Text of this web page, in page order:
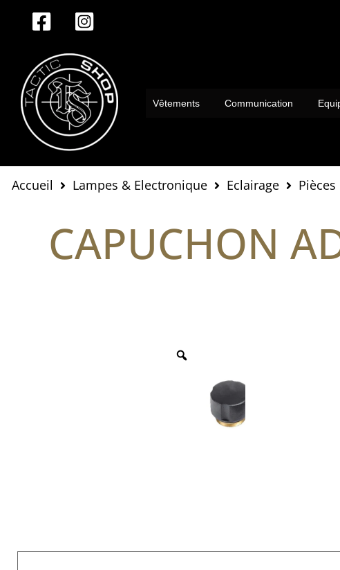
contenu
Vêtements Communication
Accueil Lampes & Electronique Eclairage
CAPUCHON